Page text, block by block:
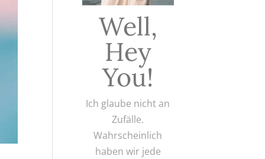
Well,
Hey
You!
Ich glaube nicht an
Zufälle.
Wahrscheinlich
haben wir jede